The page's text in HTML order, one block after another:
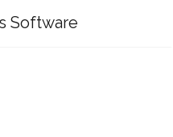
Software